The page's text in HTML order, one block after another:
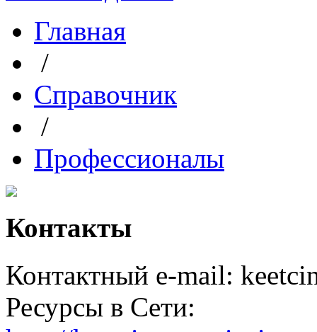
Главная
/
Справочник
/
Профессионалы
Контакты
Контактный e-mail:
Ресурсы в Сети: